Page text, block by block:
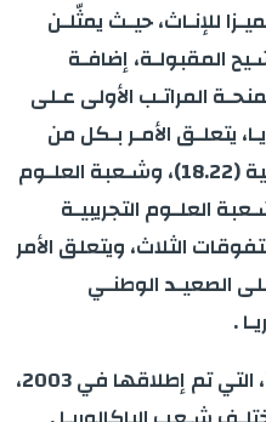
حضـورا مميـزا للإنـاث، حيـث يمثّلـن
المقبولـة، إضافـة
بالمنحـة المراتـب الأولى عـلى
يتعلـق الأمـر بـكل من
شـعبة الآداب والعلـوم الإنسـانية (18.22)، وشـعبة العلـوم
والتدبير (18.71)، وشـعبة العلـوم التجريبيـة
الثلاث، ويتعلق الأمر
الصعيـد الوطنـي
.
واستفاد من منحة “استحقاق”، التي تم إطلاقها في 2003،